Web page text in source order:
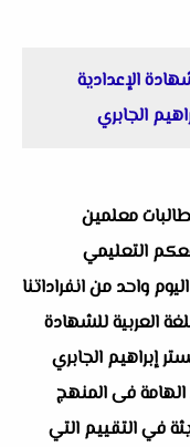
الإعدادية
معلمين
التعليمي
واحد من انفراداتنا
العربية للشهادة
الفصل الدراسي الأول 2026 لمستر إبراهيم الجابري
فى المنهج
في التقييم التي